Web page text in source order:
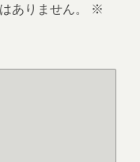
ありません。
※